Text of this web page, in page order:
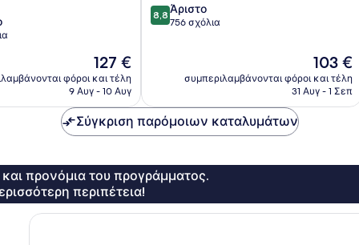
Η
τιμή
είναι
127 €
φόροι και τέλη
9 Αυγ - 10 Αυγ
8.8
στα
σχόλια
8,8 Άριστο
756 σχόλια
Η
τιμή
είναι
103 €
συμπεριλαμβάνονται φόροι και τέλη
31 Αυγ - 1 Σεπ
Σύγκριση παρόμοιων καταλυμάτων
και προνόμια του προγράμματος.
περιπέτεια!